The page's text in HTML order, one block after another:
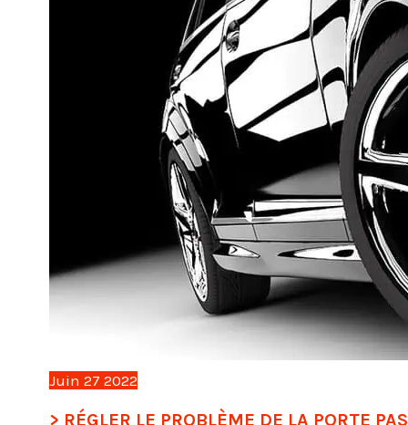
Juin 27 2022
RÉGLER LE PROBLÈME DE LA PORTE